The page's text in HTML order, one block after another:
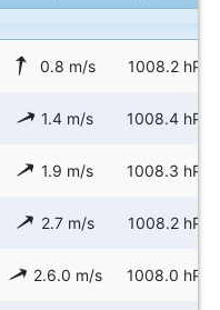
0.8 m/s 1008.2 hPa
1.4 m/s 1008.4 hPa
1.9 m/s 1008.3 hPa
2.7 m/s 1008.2 hPa
2.6.0 m/s 1008.0 hPa